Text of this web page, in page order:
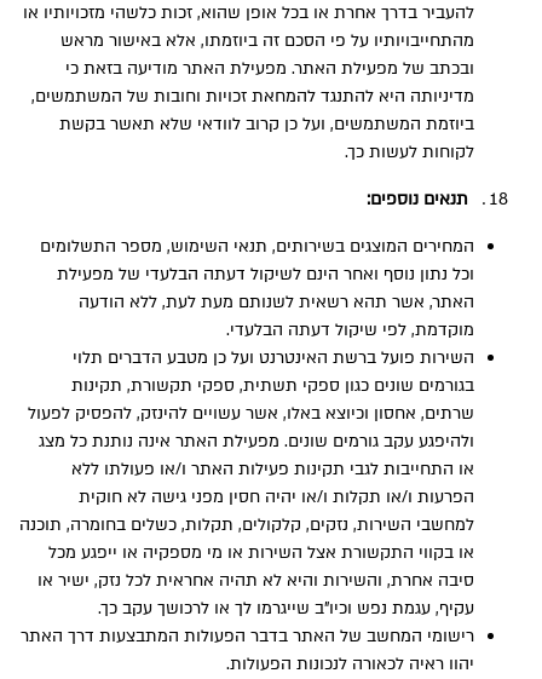
להעביר בדרך אחרת או בכל אופן שהוא, זכות כלשהי מזכויותיו או
מהתחייבויותיו על פי הסכם זה ביוזמתו, אלא באישור מראש
ובכתב של מפעילת האתר. מפעילת האתר מודיעה בזאת כי
מדיניותה היא להתנגד להמחאת זכויות וחובות של המשתמשים,
ביוזמת המשתמשים, ועל כן קרוב לוודאי שלא תאשר בקשת
לקוחות לעשות כך.
תנאים נוספים:
המחירים המוצגים בשירותים, תנאי השימוש, מספר התשלומים
וכל נתון נוסף ואחר הינם לשיקול דעתה הבלעדי של מפעילת
האתר, אשר תהא רשאית לשנותם מעת לעת, ללא הודעה
מוקדמת, לפי שיקול דעתה הבלעדי.
השירות פועל ברשת האינטרנט ועל כן מטבע הדברים תלוי
בגורמים שונים כגון ספקי תשתית, ספקי תקשורת, תקינות
שרתים, אחסון וכיוצא באלו, אשר עשויים להינזק, להפסיק לפעול
ולהיפגע עקב גורמים שונים. מפעילת האתר אינה נותנת כל מצג
או התחייבות לגבי תקינות פעילות האתר ו/או פעולתו ללא
הפרעות ו/או תקלות ו/או יהיה חסין מפני גישה לא חוקית
למחשבי השירות, נזקים, קלקולים, תקלות, כשלים בחומרה, תוכנה
או בקווי התקשורת אצל השירות או מי מספקיה או ייפגע מכל
סיבה אחרת, והשירות והיא לא תהיה אחראית לכל נזק, ישיר או
עקיף, עגמת נפש וכיו”ב שייגרמו לך או לרכושך עקב כך.
רישומי המחשב של האתר בדבר הפעולות המתבצעות דרך האתר
יהוו ראיה לכאורה לנכונות הפעולות.